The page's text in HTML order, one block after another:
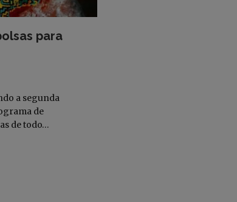
para
a segunda
de
de todo…